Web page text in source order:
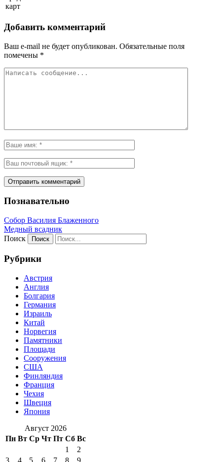
карт
Добавить комментарий
Ваш e-mail не будет опубликован. Обязательные поля
помечены *
Познавательно
Собор Василия Блаженного
Медный всадник
Поиск
Рубрики
Австрия
Англия
Болгария
Германия
Израиль
Китай
Норвегия
Памятники
Площади
Сооружения
США
Финляндия
Франция
Чехия
Швеция
Япония
Август 2026
Пн Вт Ср Чт Пт Сб Вс
1
2
3
4 5 6 7 8
9